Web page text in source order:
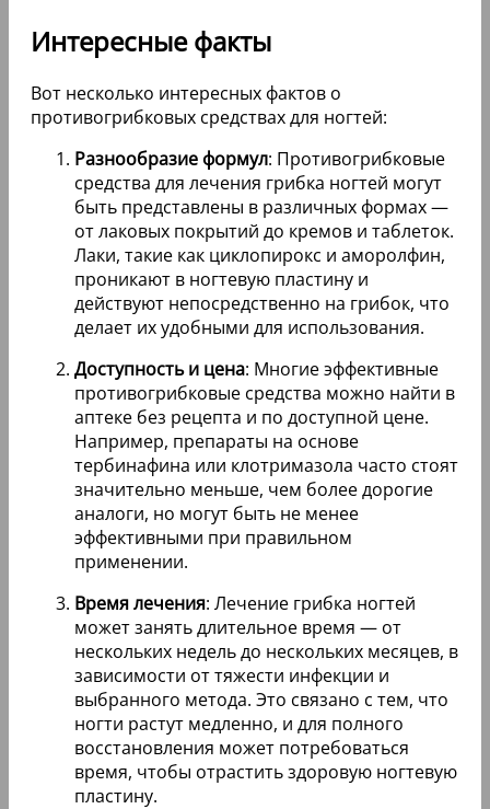
Интересные факты
Вот несколько интересных фактов о
противогрибковых средствах для ногтей:
Разнообразие формул: Противогрибковые
средства для лечения грибка ногтей могут
быть представлены в различных формах —
от лаковых покрытий до кремов и таблеток.
Лаки, такие как циклопирокс и аморолфин,
проникают в ногтевую пластину и
действуют непосредственно на грибок, что
делает их удобными для использования.
Доступность и цена: Многие эффективные
противогрибковые средства можно найти в
аптеке без рецепта и по доступной цене.
Например, препараты на основе
тербинафина или клотримазола часто стоят
значительно меньше, чем более дорогие
аналоги, но могут быть не менее
эффективными при правильном
применении.
Время лечения: Лечение грибка ногтей
может занять длительное время — от
нескольких недель до нескольких месяцев, в
зависимости от тяжести инфекции и
выбранного метода. Это связано с тем, что
ногти растут медленно, и для полного
восстановления может потребоваться
время, чтобы отрастить здоровую ногтевую
пластину.